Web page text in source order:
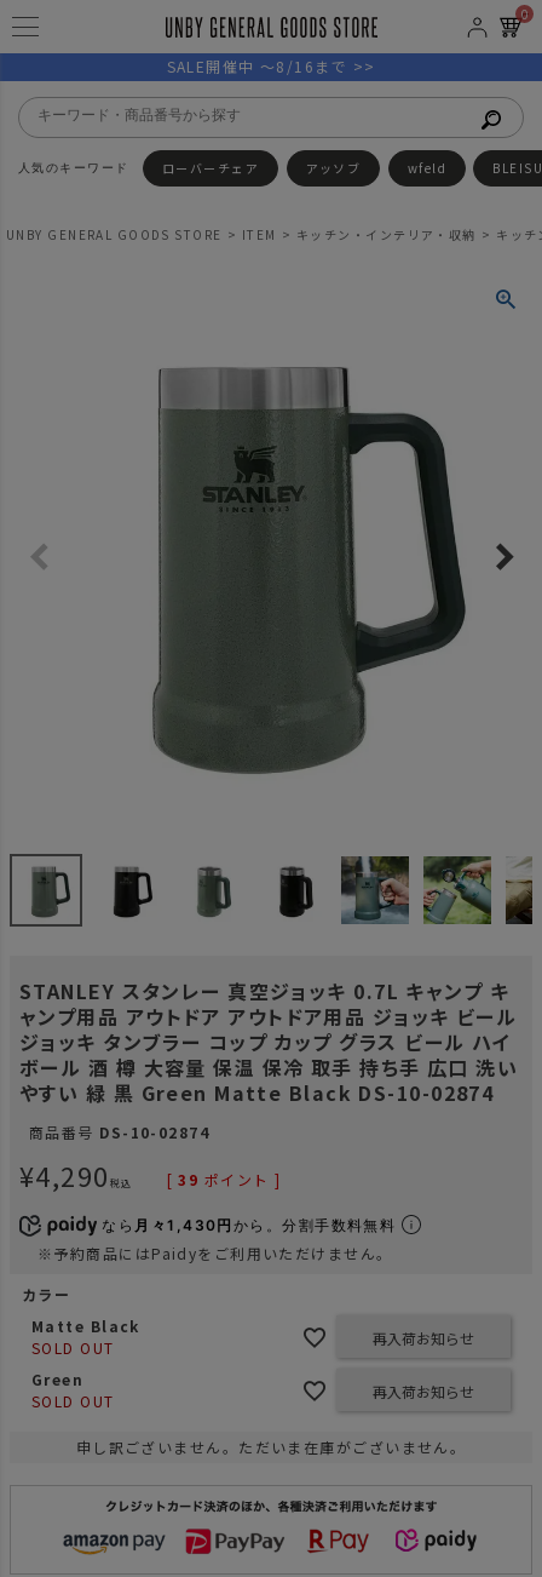
0
SALE開催中 ～8/16まで >>
ローバーチェア アッソブ wfeld
UNBY GENERAL GOODS STORE ITEM キッチン・インテリア・収納 キッチ
STANLEY スタンレー 真空ジョッキ 0.7L キャンプ キ
ャンプ用品 アウトドア アウトドア用品 ジョッキ ビール
ジョッキ タンブラー コップ カップ グラス ビール ハイ
ボール 酒 樽 大容量 保温 保冷 取手 持ち手 広口 洗い
やすい 緑 黒 Green Matte Black DS-10-02874
商品番号 DS-10-02874
¥4,290 税込 [ 39 ポイント ]
なら 月々1,430円 から。分割手数料無料
※予約商品にはPaidyをご利用いただけません。
カラー
Matte Black
SOLD OUT
再入荷お知らせ
Green
SOLD OUT
再入荷お知らせ
申し訳ございません。ただいま在庫がございません。